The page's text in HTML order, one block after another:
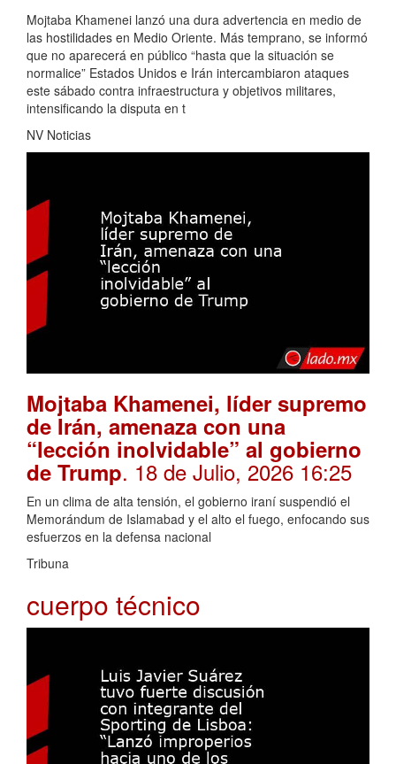
Mojtaba Khamenei lanzó una dura advertencia en medio de
las hostilidades en Medio Oriente. Más temprano, se informó
que no aparecerá en público “hasta que la situación se
normalice” Estados Unidos e Irán intercambiaron ataques
este sábado contra infraestructura y objetivos militares,
intensificando la disputa en t
NV Noticias
Mojtaba Khamenei, líder supremo
de Irán, amenaza con una
“lección inolvidable” al gobierno
de Trump. 18 de Julio, 2026 16:25
En un clima de alta tensión, el gobierno iraní suspendió el
Memorándum de Islamabad y el alto el fuego, enfocando sus
esfuerzos en la defensa nacional
Tribuna
cuerpo técnico